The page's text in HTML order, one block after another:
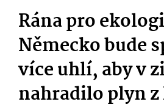
Rána pro
Německo bude
více uhlí, aby v
nahradilo plyn z